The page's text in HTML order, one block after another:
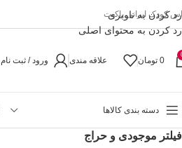
رد کردن به ناوبری
رد کردن به محتوای اصلی
کودک ایرانی پاکیت
0 تومان علاقه مندی ورود / ثبت نام
دسته بندی کالاها
فیلتر موجودی و حراج